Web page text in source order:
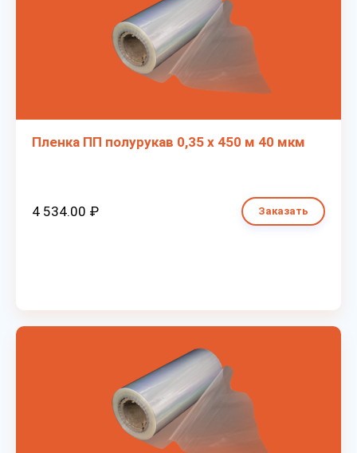
Пленка ПП полурукав 0,35 х 450 м 40 мкм
4 534.00 ₽ Заказать